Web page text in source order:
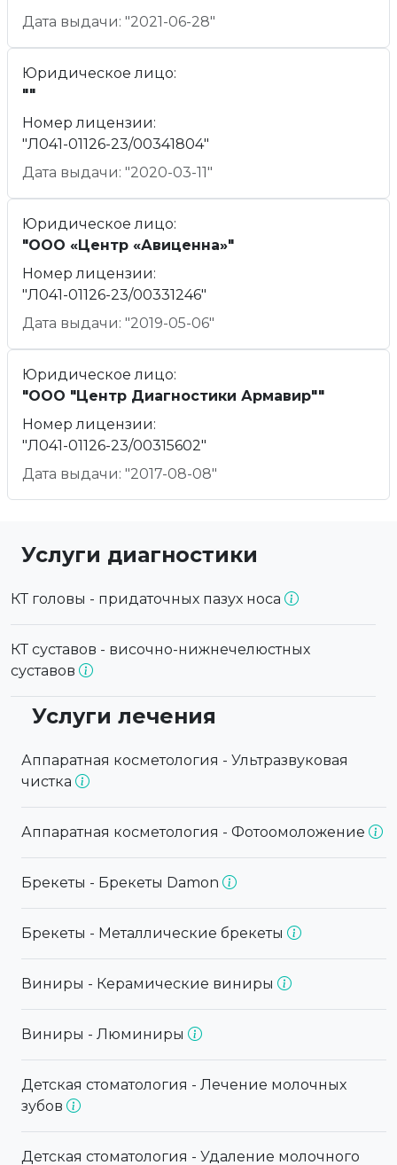
Дата выдачи: "2021-06-28"
Юридическое лицо:
""
Номер лицензии:
"Л041-01126-23/00341804"
Дата выдачи: "2020-03-11"
Юридическое лицо:
"ООО «Центр «Авиценна»"
Номер лицензии:
"Л041-01126-23/00331246"
Дата выдачи: "2019-05-06"
Юридическое лицо:
"ООО "Центр Диагностики Армавир""
Номер лицензии:
"Л041-01126-23/00315602"
Дата выдачи: "2017-08-08"
Услуги диагностики
КТ головы - придаточных пазух носа
КТ суставов - височно-нижнечелюстных
суставов
Услуги лечения
Аппаратная косметология - Ультразвуковая
чистка
Аппаратная косметология - Фотоомоложение
Брекеты - Брекеты Damon
Брекеты - Металлические брекеты
Виниры - Керамические виниры
Виниры - Люминиры
Детская стоматология - Лечение молочных
зубов
Детская стоматология - Удаление молочного